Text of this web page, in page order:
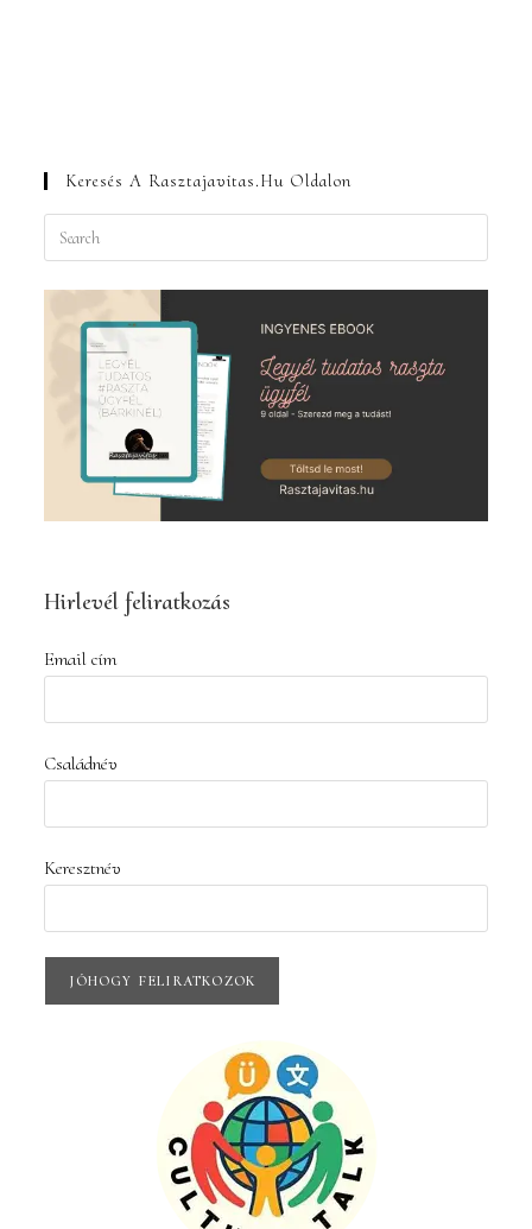
Keresés A Rasztajavitas.hu Oldalon
Escape
to
Hirlevél feliratkozás
Email cím
Családnév
Keresztnév